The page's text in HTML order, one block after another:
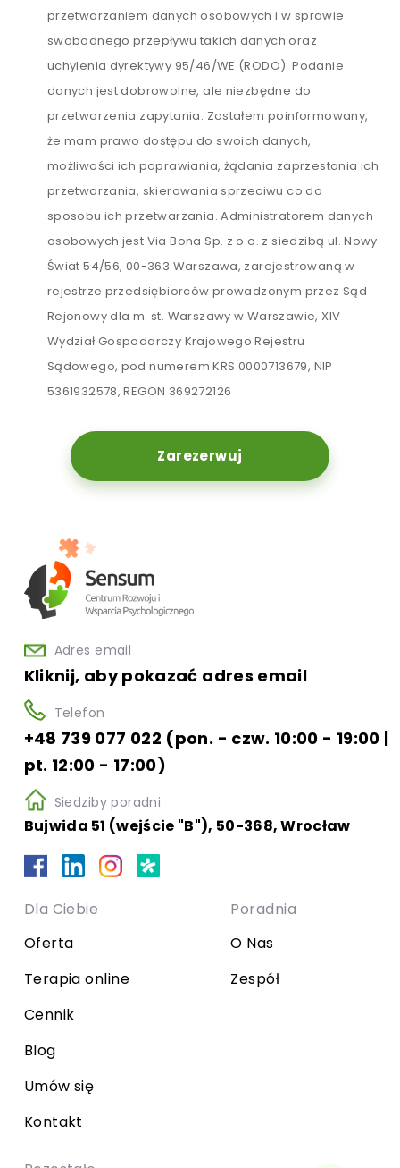
przetwarzaniem danych osobowych i w sprawie
swobodnego przepływu takich danych oraz
uchylenia dyrektywy 95/46/WE (RODO). Podanie
danych jest dobrowolne, ale niezbędne do
przetworzenia zapytania. Zostałem poinformowany,
że mam prawo dostępu do swoich danych,
możliwości ich poprawiania, żądania zaprzestania ich
przetwarzania, skierowania sprzeciwu co do
sposobu ich przetwarzania. Administratorem danych
osobowych jest Via Bona Sp. z o.o. z siedzibą ul. Nowy
Świat 54/56, 00-363 Warszawa, zarejestrowaną w
rejestrze przedsiębiorców prowadzonym przez Sąd
Rejonowy dla m. st. Warszawy w Warszawie, XIV
Wydział Gospodarczy Krajowego Rejestru
Sądowego, pod numerem KRS 0000713679, NIP
5361932578, REGON 369272126
Zarezerwuj
Adres email
Kliknij, aby pokazać adres email
Telefon
+48 739 077 022 (pon. - czw. 10:00 - 19:00 |
pt. 12:00 - 17:00)
Siedziby poradni
Bujwida 51 (wejście "B"), 50-368, Wrocław
Dla Ciebie
Oferta
Terapia online
Cennik
Blog
Umów się
Kontakt
Poradnia
O Nas
Zespół